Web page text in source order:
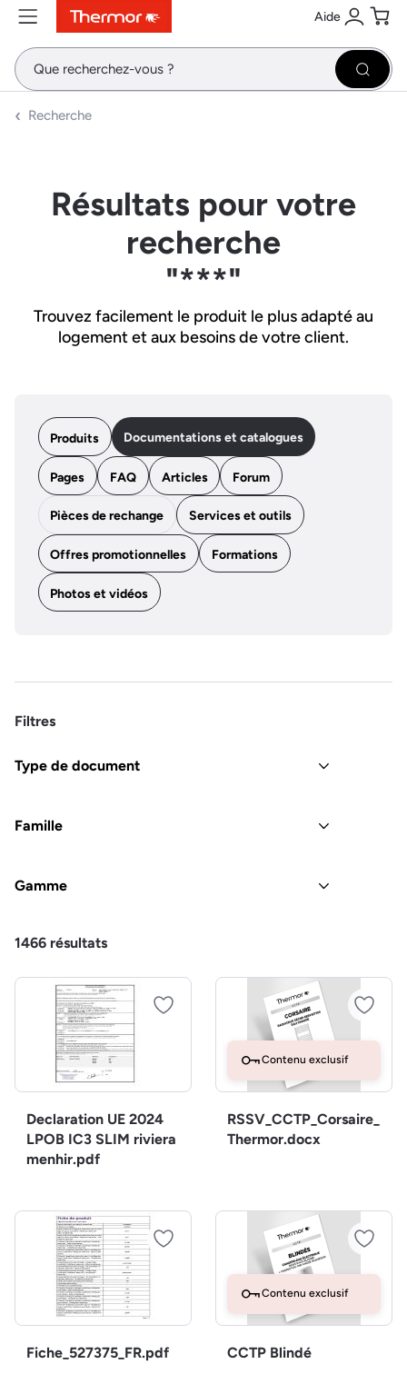
ContenuMenuRecherche Aide
Se
Recherche
Résultats pour votre
recherche
"***"
Trouvez facilement le produit le plus adapté au
logement et aux besoins de votre client.
Produits Documentations et catalogues
Pages FAQ Articles Forum
Pièces de rechange Services et outils
Offres promotionnelles Formations
Photos et vidéos
Filtres
Type de document
Famille
Gamme
1466 résultats
Declaration UE 2024
LPOB IC3 SLIM riviera
menhir.pdf
Contenu exclusif
RSSV_CCTP_Corsaire_
Thermor.docx
Fiche_527375_FR.pdf
Contenu exclusif
CCTP Blindé